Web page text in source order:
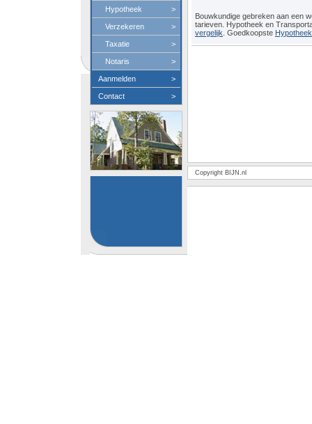
Hypotheek >
Verzekeren >
Taxatie >
Notaris >
Aanmelden >
Contact >
Bouwkundige gebreken aan een
tarieven. Hypotheek en
vergelijk . Goedkoopste
Copyright BIJN.nl